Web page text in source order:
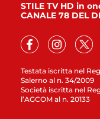
Testata iscritta nel
Salerno al n. 34/2009
Società iscritta nel
l’AGCOM al n. 20133
STILE TV HD in
CANALE 78 DEL